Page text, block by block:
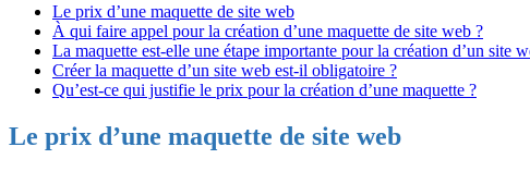
Le prix d’une maquette de site web
À qui faire appel pour la création d’une maquette de site web ?
La maquette est-elle une étape importante pour la création d’un site
Créer la maquette d’un site web est-il obligatoire ?
Qu’est-ce qui justifie le prix pour la création d’une maquette ?
Le prix d’une maquette de site web